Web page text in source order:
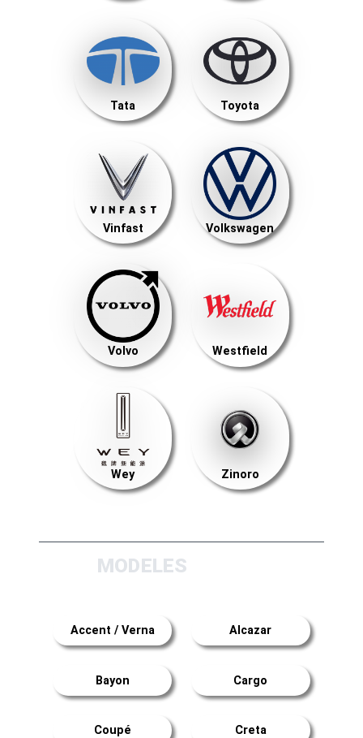
Tata Toyota
Vinfast Volkswagen
Volvo Westfield
Wey Zinoro
MODELES
Accent / Verna Alcazar
Bayon Cargo
Coupé Creta